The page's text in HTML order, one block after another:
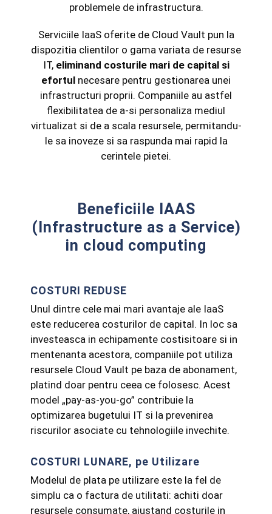
problemele de infrastructura.
Serviciile IaaS oferite de Cloud Vault pun la
dispozitia clientilor o gama variata de resurse
IT, eliminand costurile mari de capital si
efortul necesare pentru gestionarea unei
infrastructuri proprii. Companiile au astfel
flexibilitatea de a-si personaliza mediul
virtualizat si de a scala resursele, permitandu-
le sa inoveze si sa raspunda mai rapid la
cerintele pietei.
Beneficiile IAAS
(Infrastructure as a Service)
in cloud computing
COSTURI REDUSE
Unul dintre cele mai mari avantaje ale IaaS
este reducerea costurilor de capital. In loc sa
investeasca in echipamente costisitoare si in
mentenanta acestora, companiile pot utiliza
resursele Cloud Vault pe baza de abonament,
platind doar pentru ceea ce folosesc. Acest
model „pay-as-you-go” contribuie la
optimizarea bugetului IT si la prevenirea
riscurilor asociate cu tehnologiile invechite.
COSTURI LUNARE, pe Utilizare
Modelul de plata pe utilizare este la fel de
simplu ca o factura de utilitati: achiti doar
resursele consumate, ajustand costurile in